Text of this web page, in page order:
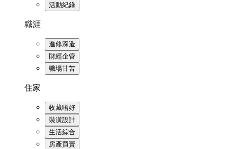
活動紀錄
職涯
進修深造
財經企管
職場甘苦
住家
收藏嗜好
裝潢設計
生活綜合
房產買賣